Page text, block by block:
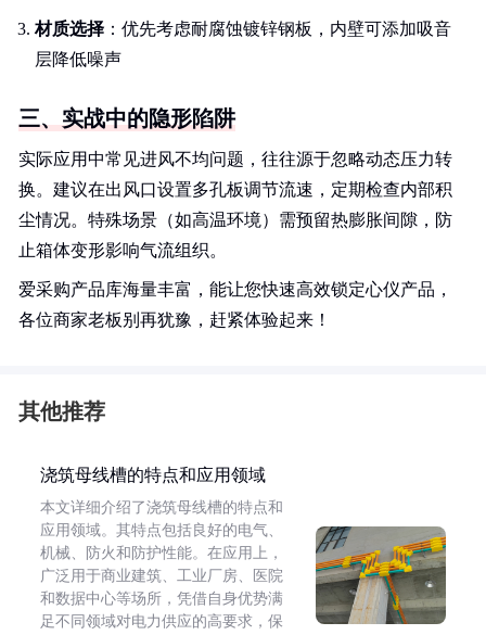
材质选择 ：优先考虑耐腐蚀镀锌钢板，内壁可添加吸音
层降低噪声
三、实战中的隐形陷阱
实际应用中常见进风不均问题，往往源于忽略动态压力转
换。建议在出风口设置多孔板调节流速，定期检查内部积
尘情况。特殊场景（如高温环境）需预留热膨胀间隙，防
止箱体变形影响气流组织。
爱采购产品库海量丰富，能让您快速高效锁定心仪产品，
各位商家老板别再犹豫，赶紧体验起来！
其他推荐
浇筑母线槽的特点和应用领域
本文详细介绍了浇筑母线槽的特点和
应用领域。其特点包括良好的电气、
机械、防火和防护性能。在应用上，
广泛用于商业建筑、工业厂房、医院
和数据中心等场所，凭借自身优势满
足不同领域对电力供应的高要求，保